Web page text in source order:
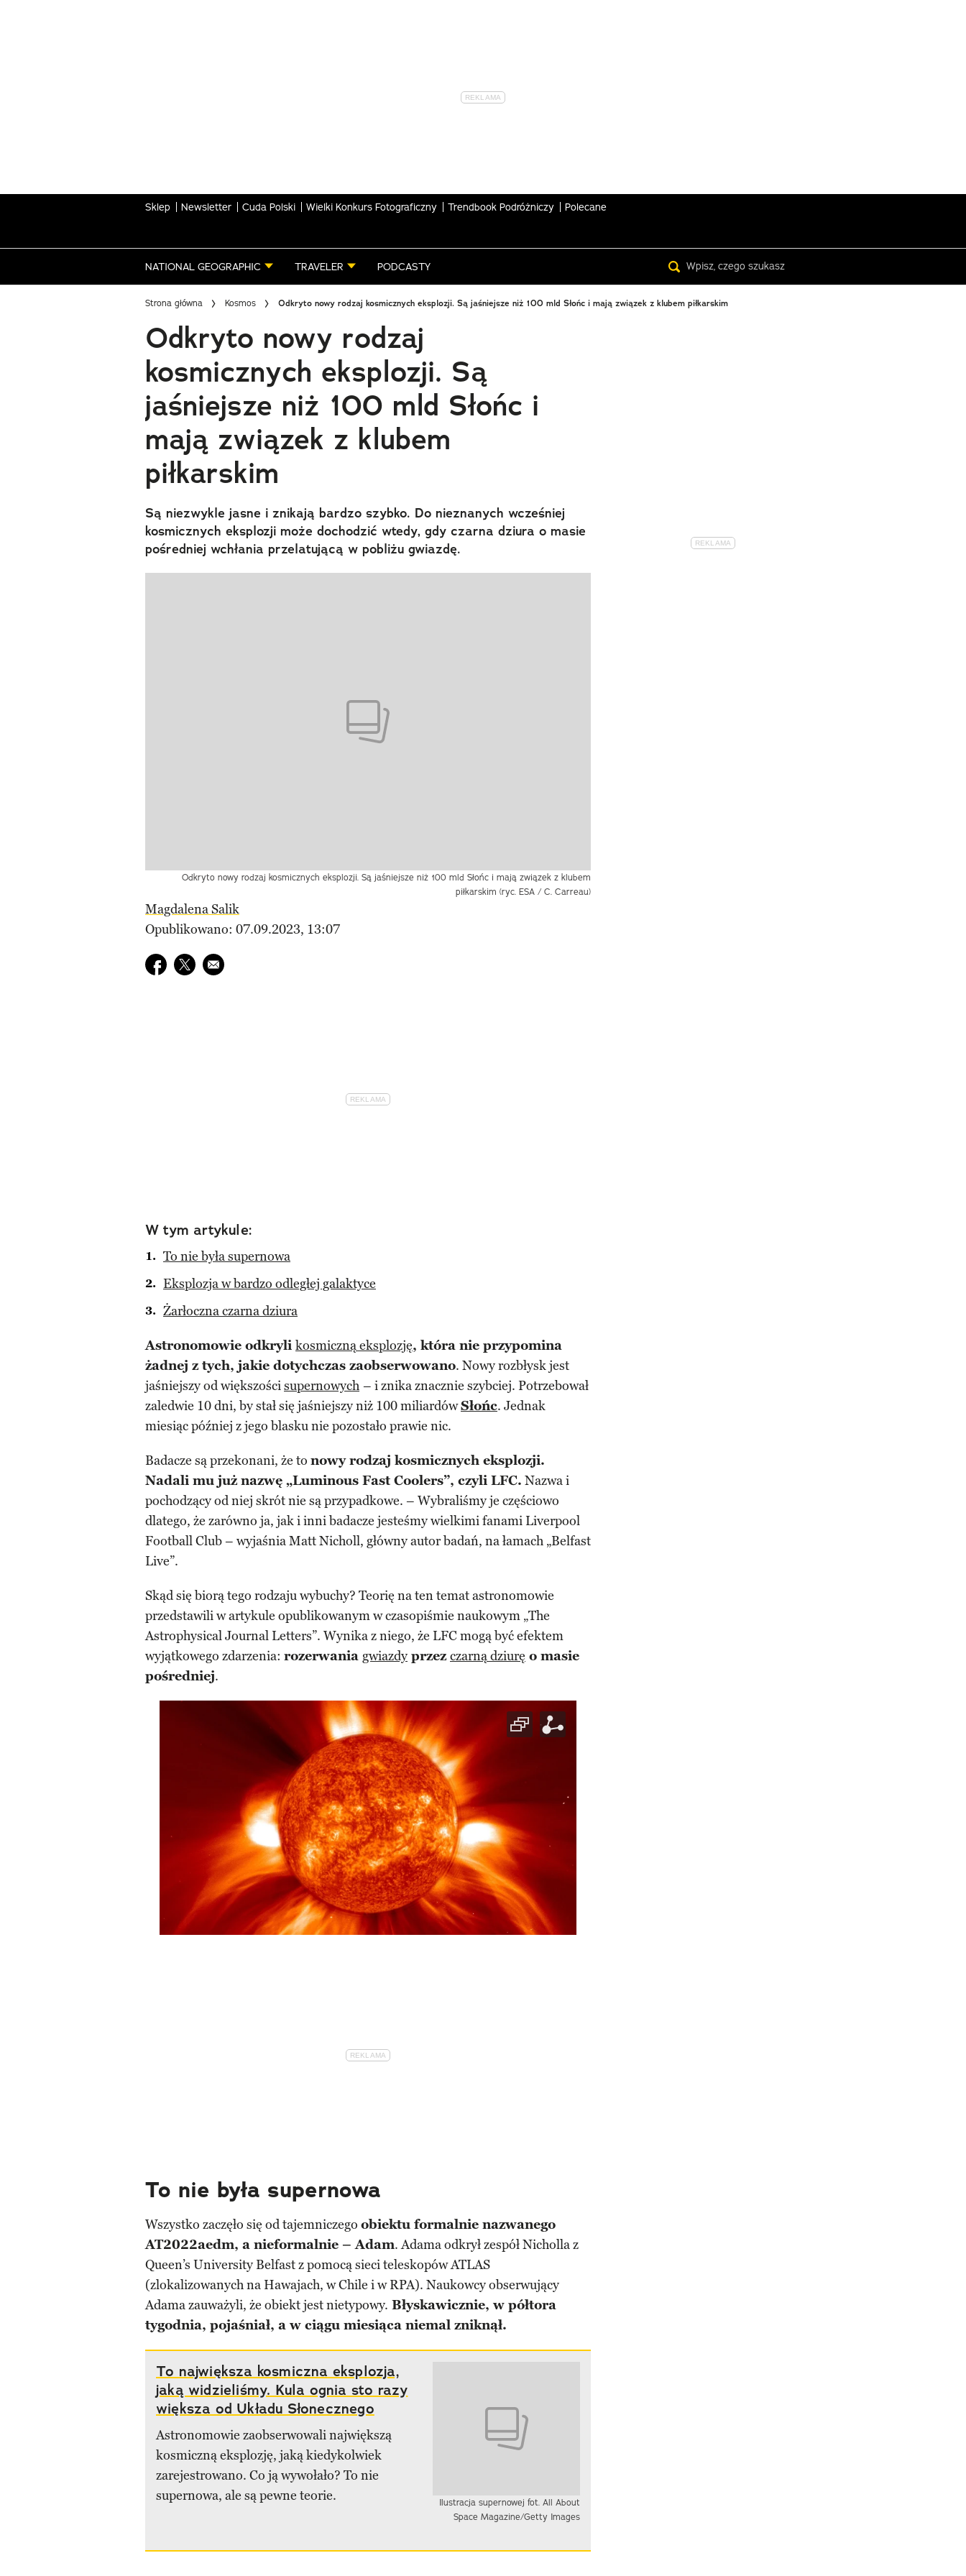
Sklep Newsletter Cuda Polski Wielki Konkurs Fotograficzny Trendbook Podróżniczy Polecane
NATIONAL GEOGRAPHIC TRAVELER PODCASTY
Strona główna Kosmos Odkryto nowy rodzaj kosmicznych eksplozji. Są jaśniejsze niż 100 mld Słońc i mają związek z klubem piłkarskim
Odkryto nowy rodzaj
kosmicznych eksplozji. Są
jaśniejsze niż 100 mld Słońc i
mają związek z klubem
piłkarskim
Są niezwykle jasne i znikają bardzo szybko. Do nieznanych wcześniej
kosmicznych eksplozji może dochodzić wtedy, gdy czarna dziura o masie
pośredniej wchłania przelatującą w pobliżu gwiazdę.
Odkryto nowy rodzaj kosmicznych eksplozji. Są jaśniejsze niż 100 mld Słońc i mają związek z klubem
piłkarskim (ryc. ESA / C. Carreau)
Magdalena Salik
Opublikowano: 07.09.2023, 13:07
Udostępnij na facebook
Udostępnij na twitter
E-mail do przyjaciela
W tym artykule:
To nie była supernowa
Eksplozja w bardzo odległej galaktyce
Żarłoczna czarna dziura
Astronomowie odkryli kosmiczną eksplozję, która nie przypomina
żadnej z tych, jakie dotychczas zaobserwowano. Nowy rozbłysk jest
jaśniejszy od większościsupernowych – i znika znacznie szybciej. Potrzebował
zaledwie 10 dni, by stał się jaśniejszy niż 100 miliardówSłońc. Jednak
miesiąc później z jego blasku nie pozostało prawie nic.
Badacze są przekonani, że to nowy rodzaj kosmicznych eksplozji.
Nadali mu już nazwę „Luminous Fast Coolers”, czyli LFC. Nazwa i
pochodzący od niej skrót nie są przypadkowe. – Wybraliśmy je częściowo
dlatego, że zarówno ja, jak i inni badacze jesteśmy wielkimi fanami Liverpool
Football Club – wyjaśnia Matt Nicholl, główny autor badań, na łamach „Belfast
Live”.
Skąd się biorą tego rodzaju wybuchy? Teorię na ten temat astronomowie
przedstawili w artykule opublikowanym w czasopiśmie naukowym „The
Astrophysical Journal Letters”. Wynika z niego, że LFC mogą być efektem
wyjątkowego zdarzenia: rozerwania gwiazdy przez czarną dziurę o masie
pośredniej.
To nie była supernowa
Wszystko zaczęło się od tajemniczego obiektu formalnie nazwanego
AT2022aedm, a nieformalnie – Adam. Adama odkrył zespół Nicholla z
Queen’s University Belfast z pomocą sieci teleskopów ATLAS
(zlokalizowanych na Hawajach, w Chile i w RPA). Naukowcy obserwujący
Adama zauważyli, że obiekt jest nietypowy. Błyskawicznie, w półtora
tygodnia, pojaśniał, a w ciągu miesiąca niemal zniknął.
To największa kosmiczna eksplozja,
jaką widzieliśmy. Kula ognia sto razy
większa od Układu Słonecznego
Astronomowie zaobserwowali największą
kosmiczną eksplozję, jaką kiedykolwiek
zarejestrowano. Co ją wywołało? To nie
supernowa, ale są pewne teorie.
Ilustracja supernowej fot. All About
Space Magazine/Getty Images